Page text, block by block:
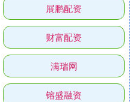
展鹏配资
财富配资
满瑞网
镕盛融资